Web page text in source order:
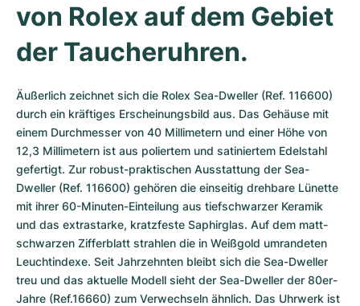
von Rolex auf dem Gebiet
der Taucheruhren.
Äußerlich zeichnet sich die Rolex Sea-Dweller (Ref. 116600)
durch ein kräftiges Erscheinungsbild aus. Das Gehäuse mit
einem Durchmesser von 40 Millimetern und einer Höhe von
12,3 Millimetern ist aus poliertem und satiniertem Edelstahl
gefertigt. Zur robust-praktischen Ausstattung der Sea-
Dweller (Ref. 116600) gehören die einseitig drehbare Lünette
mit ihrer 60-Minuten-Einteilung aus tiefschwarzer Keramik
und das extrastarke, kratzfeste Saphirglas. Auf dem matt-
schwarzen Zifferblatt strahlen die in Weißgold umrandeten
Leuchtindexe. Seit Jahrzehnten bleibt sich die Sea-Dweller
treu und das aktuelle Modell sieht der Sea-Dweller der 80er-
Jahre (Ref.16660) zum Verwechseln ähnlich. Das Uhrwerk ist